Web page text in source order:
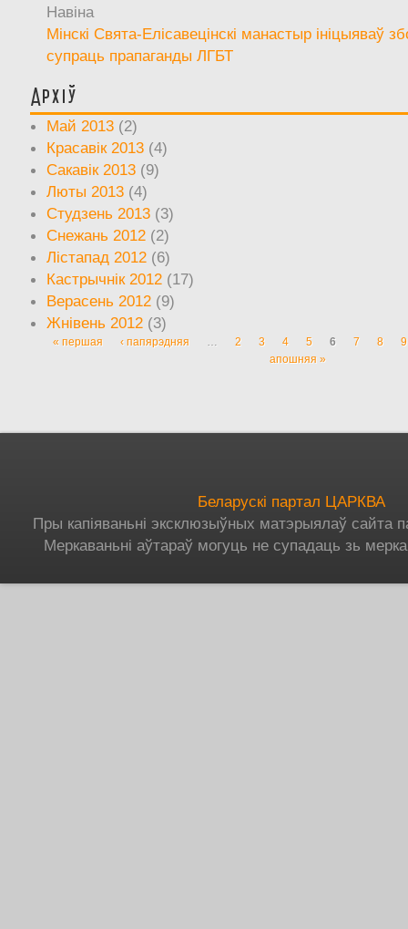
Навіна
Мінскі Свята-Елісавецінскі манастыр ініцыяваў
супраць прапаганды ЛГБТ
Архіў
Май 2013 (2)
Красавік 2013 (4)
Сакавік 2013 (9)
Люты 2013 (4)
Студзень 2013 (3)
Снежань 2012 (2)
Лістапад 2012 (6)
Кастрычнік 2012 (17)
Верасень 2012 (9)
Жнівень 2012 (3)
Старонкі
« першая ‹ папярэдняя … 2 3 4 5 6 7 8
9
апошняя »
Беларускі партал ЦАРКВА
Пры капіяваньні эксклюзыўных матэрыялаў сайта
Меркаваньні аўтараў могуць не супадаць зь